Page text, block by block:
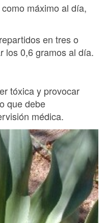
máximo al día,
en tres o
los 0,6 gramos al día.
tóxica y provocar
que debe
médica.